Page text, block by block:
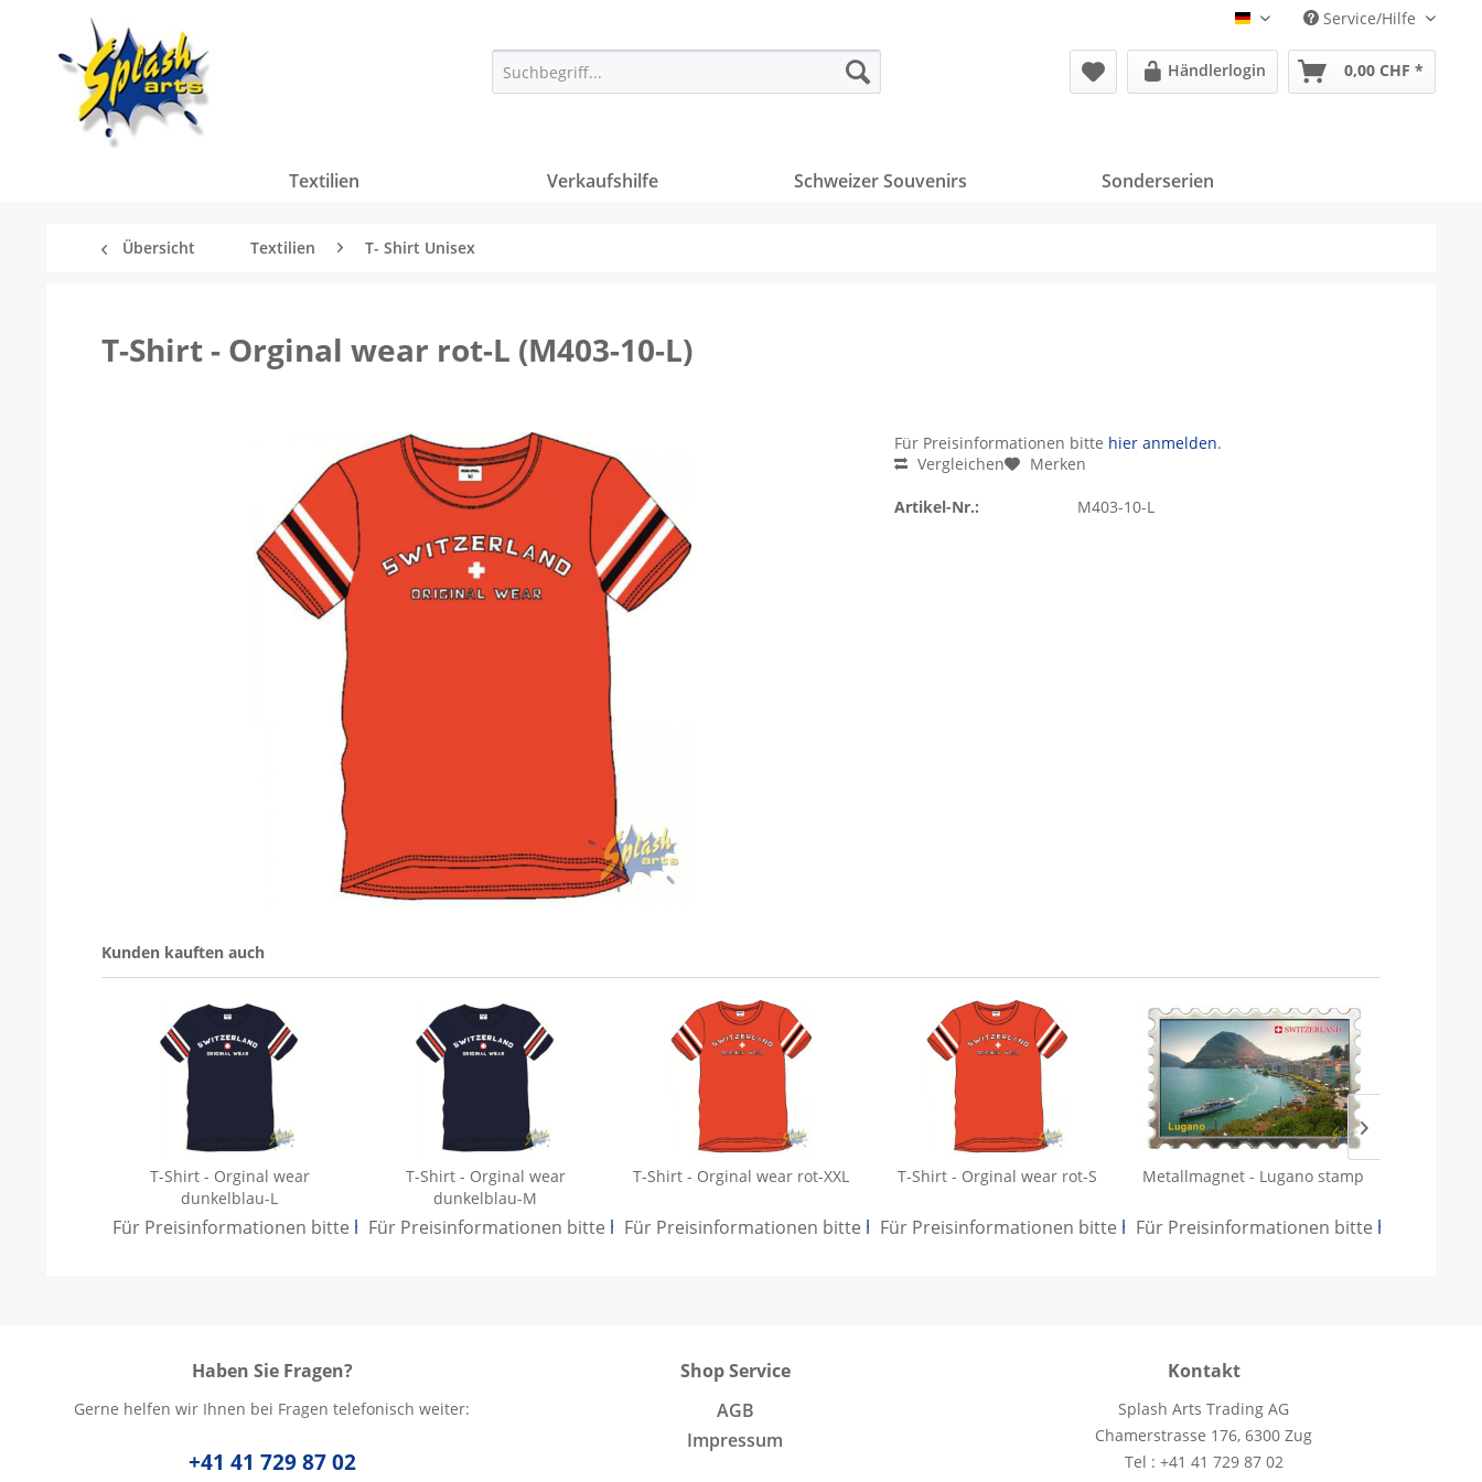
Deutsch Service/Hilfe
Händlerlogin 0,00 CHF *
Textilien Verkaufshilfe Schweizer Souvenirs Sonderserien
Übersicht Textilien T- Shirt Unisex
T-Shirt - Orginal wear rot-L (M403-10-L)
Für Preisinformationen bitte hier anmelden.
Vergleichen
Merken
Artikel-Nr.: M403-10-L
Kunden kauften auch
T-Shirt - Orginal wear
dunkelblau-L
Für Preisinformationen bitte hier anmelden.
T-Shirt - Orginal wear
dunkelblau-M
Für Preisinformationen bitte hier anmelden.
T-Shirt - Orginal wear rot-XXL
Für Preisinformationen bitte hier anmelden.
T-Shirt - Orginal wear rot-S
Für Preisinformationen bitte hier anmelden.
Metallmagnet - Lugano stamp
Für Preisinformationen bitte hier
Haben Sie Fragen?
Gerne helfen wir Ihnen bei Fragen telefonisch weiter:
+41 41 729 87 02
Shop Service
AGB
Impressum
Kontakt
Splash Arts Trading AG
Chamerstrasse 176, 6300 Zug
Tel : +41 41 729 87 02